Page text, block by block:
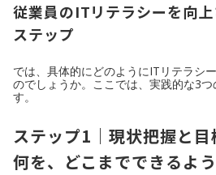
従業員のITリテラシーを向
ステップ
では、具体的にどのようにITリテラシ
のでしょうか。ここでは、実践的な3
す。
ステップ1｜現状把握と目
何を、どこまでできるよ